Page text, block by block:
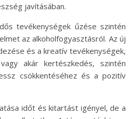
javításában.
tevékenységek űzése szintén
az alkoholfogyasztásról. Az új
és a kreatív tevékenységek,
akár kertészkedés, szintén
csökkentéséhez és a pozitív
időt és kitartást igényel, de a